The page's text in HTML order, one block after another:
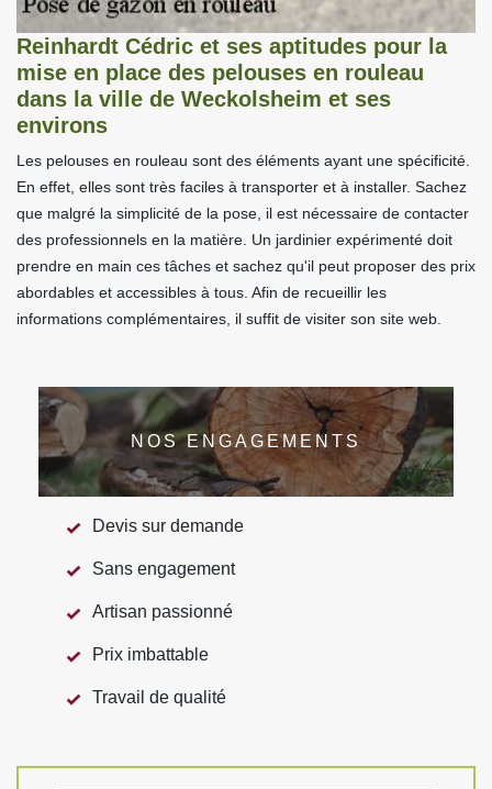
Reinhardt Cédric et ses aptitudes pour la
mise en place des pelouses en rouleau
dans la ville de Weckolsheim et ses
environs
Les pelouses en rouleau sont des éléments ayant une spécificité.
En effet, elles sont très faciles à transporter et à installer. Sachez
que malgré la simplicité de la pose, il est nécessaire de contacter
des professionnels en la matière. Un jardinier expérimenté doit
prendre en main ces tâches et sachez qu'il peut proposer des prix
abordables et accessibles à tous. Afin de recueillir les
informations complémentaires, il suffit de visiter son site web.
NOS ENGAGEMENTS
Devis sur demande
Sans engagement
Artisan passionné
Prix imbattable
Travail de qualité